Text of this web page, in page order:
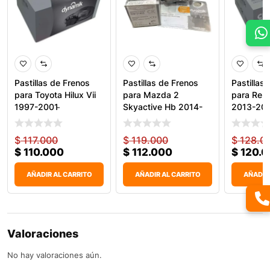
Pastillas de Frenos
para Toyota Hilux Vii
1997-2001 ̵
$117.000
$ 110.000
AÑADIR AL CARRITO
Pastillas de Frenos
para Mazda 2
Skyactive Hb 2014-
2018 &
$119.000
$ 112.000
AÑADIR AL CARRITO
Pastillas
para
2013-
$
$
AÑADIR
Valoraciones
No hay valoraciones aún.